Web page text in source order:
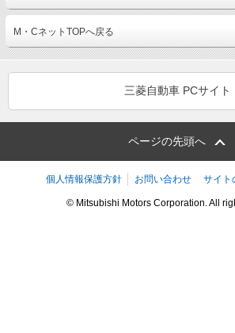
M・CネットTOPへ戻る
三菱自動車 PCサイト
ページの先頭へ
個人情報保護方針 お問い合わせ サイト
© Mitsubishi Motors Corporation. All